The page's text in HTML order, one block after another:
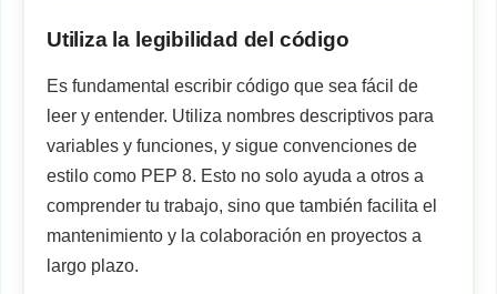
Utiliza la legibilidad del código
Es fundamental escribir código que sea fácil de
leer y entender. Utiliza nombres descriptivos para
variables y funciones, y sigue convenciones de
estilo como PEP 8. Esto no solo ayuda a otros a
comprender tu trabajo, sino que también facilita el
mantenimiento y la colaboración en proyectos a
largo plazo.